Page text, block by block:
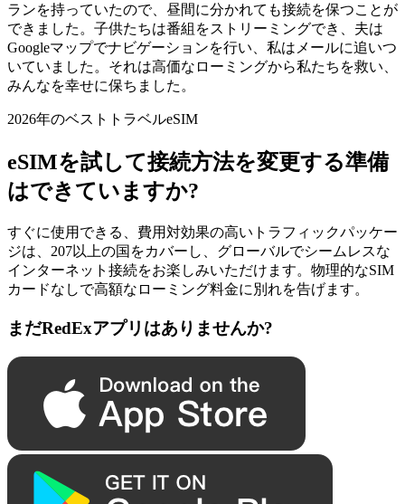
ランを持っていたので、昼間に分かれても接続を保つことが
できました。子供たちは番組をストリーミングでき、夫は
Googleマップでナビゲーションを行い、私はメールに追いつ
いていました。それは高価なローミングから私たちを救い、
みんなを幸せに保ちました。
2026年のベストトラベルeSIM
eSIMを試して接続方法を変更する準備
はできていますか?
すぐに使用できる、費用対効果の高いトラフィックパッケー
ジは、207以上の国をカバーし、グローバルでシームレスな
インターネット接続をお楽しみいただけます。物理的なSIM
カードなしで高額なローミング料金に別れを告げます。
まだRedExアプリはありませんか?